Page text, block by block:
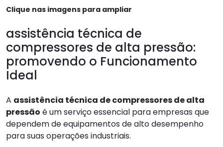
Clique nas imagens para ampliar
assistência técnica de
compressores de alta pressão:
promovendo o Funcionamento
Ideal
A assistência técnica de compressores de alta
pressão é um serviço essencial para empresas que
dependem de equipamentos de alto desempenho
para suas operações industriais.